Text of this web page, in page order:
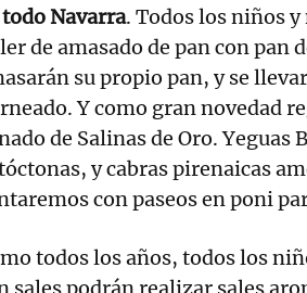
Navarra. Todos los niños
de amasado de pan con pan
su propio pan, y se
Y como gran novedad
de Salinas de Oro. Yeguas
y cabras pirenaicas
con paseos en poni
todos los años, todos los